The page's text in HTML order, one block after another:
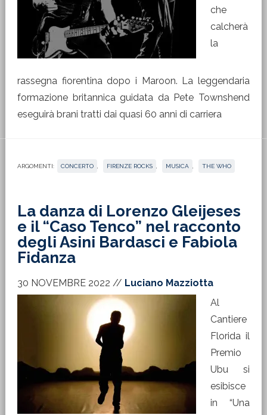
che
calcherà
la
rassegna fiorentina dopo i Maroon. La leggendaria
formazione britannica guidata da Pete Townshend
eseguirà brani tratti dai quasi 60 anni di carriera
ARGOMENTI: CONCERTO FIRENZE ROCKS MUSICA THE WHO
La danza di Lorenzo Gleijeses
e il “Caso Tenco” nel racconto
degli Asini Bardasci e Fabiola
Fidanza
30 NOVEMBRE 2022 // Luciano Mazziotta
Al
Cantiere
Florida il
Premio
Ubu si
esibisce
in “Una